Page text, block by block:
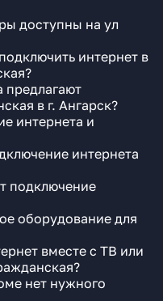
доступны на ул
интернет в
предлагают
в г. Ангарск?
интернета и
интернета
подключение
оборудование для
вместе с ТВ или
нет нужного